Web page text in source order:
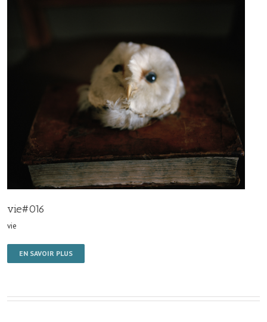
vie#016
vie
EN SAVOIR PLUS